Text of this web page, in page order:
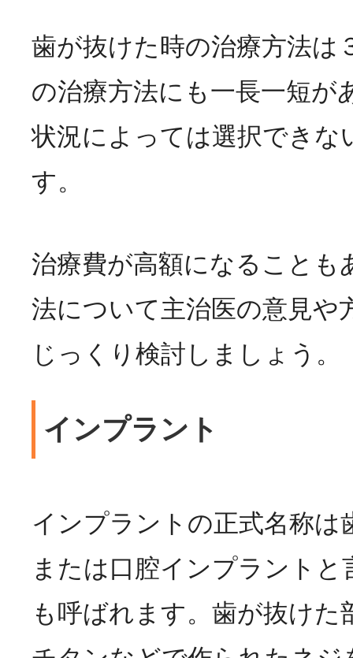
歯が抜けた時の治療方法は
の治療方法にも一長一短が
状況によっては選択できな
す。
治療費が高額になることも
法について主治医の意見や
じっくり検討しましょう。
インプラント
インプラントの正式名称は
または口腔インプラントと
も呼ばれます。歯が抜けた